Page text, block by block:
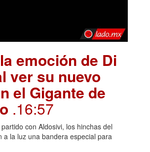
emoción de Di
ver su nuevo
el Gigante de
.16:57
con Aldosivi, los hinchas del
a la luz una bandera especial para